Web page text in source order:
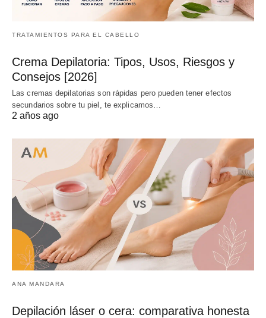
TRATAMIENTOS PARA EL CABELLO
Crema Depilatoria: Tipos, Usos, Riesgos y
Consejos [2026]
Las cremas depilatorias son rápidas pero pueden tener efectos
secundarios sobre tu piel, te explicamos…
2 años ago
ANA MANDARA
Depilación láser o cera: comparativa honesta